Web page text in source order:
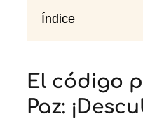
Índice
El código
Paz: